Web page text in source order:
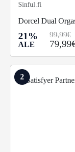
Sinful.fi
Dorcel Dual
21%
ALE
99,99€
2